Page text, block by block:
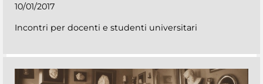
10/01/2017
Incontri per docenti e studenti universitari